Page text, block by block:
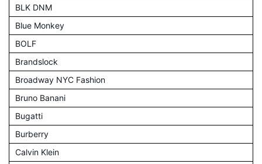
BLK DNM
Blue Monkey
BOLF
Brandslock
Broadway NYC Fashion
Bruno Banani
Bugatti
Burberry
Calvin Klein